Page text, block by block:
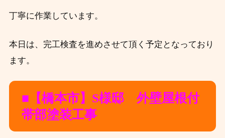
丁寧に作業しています。
本日は、完工検査を進めさせて頂く予定となっており
ます。
■【橋本市】S様邸 外壁屋根付
帯部塗装工事